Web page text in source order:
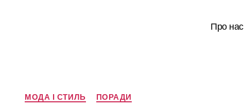
Про нас
Категорії
МОДА І СТИЛЬ ПОРАДИ